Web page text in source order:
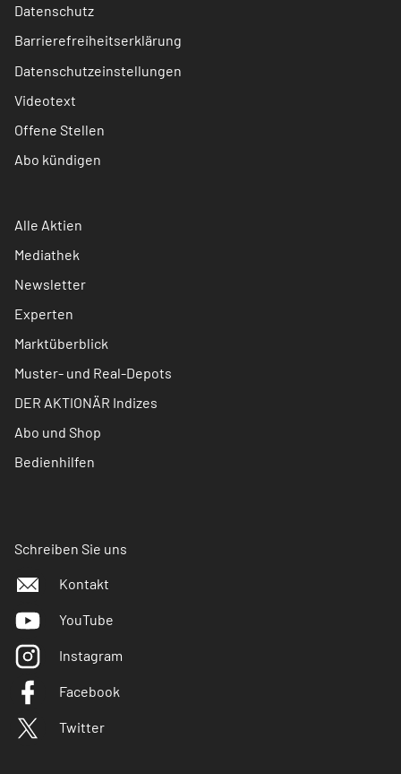
Datenschutz
Barrierefreiheitserklärung
Datenschutzeinstellungen
Videotext
Offene Stellen
Abo kündigen
Alle Aktien
Mediathek
Newsletter
Experten
Marktüberblick
Muster- und Real-Depots
DER AKTIONÄR Indizes
Abo und Shop
Bedienhilfen
Schreiben Sie uns
Kontakt
YouTube
Instagram
Facebook
Twitter